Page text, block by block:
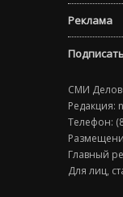
Реклама
СМИ
Редакция:
Телефон:
Главный
Для лиц,